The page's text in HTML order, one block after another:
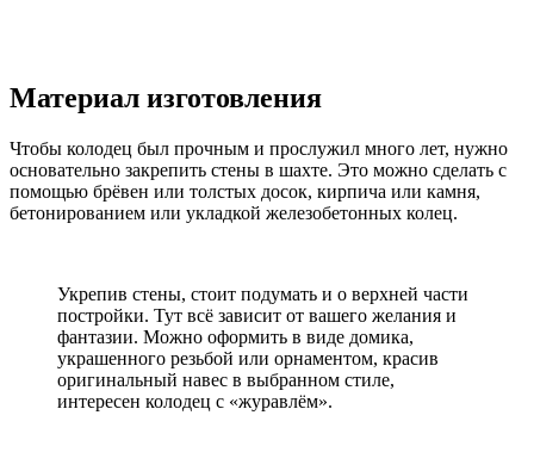
Материал изготовления
Чтобы колодец был прочным и прослужил много лет, нужно
основательно закрепить стены в шахте. Это можно сделать с
помощью брёвен или толстых досок, кирпича или камня,
бетонированием или укладкой железобетонных колец.
Укрепив стены, стоит подумать и о верхней части
постройки. Тут всё зависит от вашего желания и
фантазии. Можно оформить в виде домика,
украшенного резьбой или орнаментом, красив
оригинальный навес в выбранном стиле,
интересен колодец с «журавлём».